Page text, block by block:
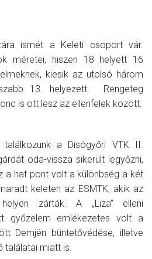
ismét a Keleti csoport vár.
méretei, hiszen 18 helyett 16
kiesik az utolsó három
13. helyezett. Rengeteg
is ott lesz az ellenfelek között.
a Disógyőri VTK II.
oda-vissza sikerült legyőzni,
a hat pont volt a különbség a két
keleten az ESMTK, akik az
zárták. A „Liza” elleni
győzelem emlékezetes volt a
Demjén büntetővédése, illetve
találatai miatt is.